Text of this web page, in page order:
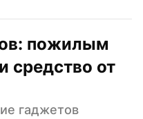
пожилым
средство от
гаджетов